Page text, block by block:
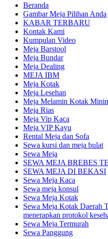
Beranda
Gambar Meja Pilihan Anda
KABAR TERBARU
Kontak Kami
Kumpulan Video
Meja Barstool
Meja Bundar
Meja Dealing
MEJA IBM
Meja Kotak
Meja Lesehan
Meja Melamin Kotak
Meja Rias
Meja Vip Kaca
Meja VIP Kayu
Rental Meja dan Sofa
Sewa kursi dan meja bulat
Sewa Meja
SEWA MEJA BREBES
SEWA MEJA DI BEKASI
Sewa Meja Kaca
Sewa meja konsul
Sewa Meja Kotak
Sewa Meja Kotak Daerah
menerapkan protokol
Sewa Meja Termurah
Sewa Panggung